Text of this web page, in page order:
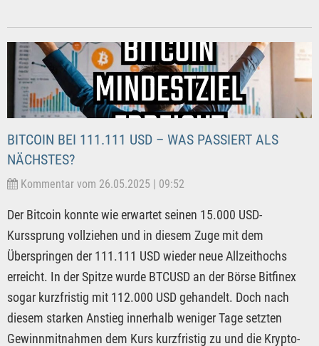
BITCOIN BEI 111.111 USD – WAS PASSIERT ALS
NÄCHSTES?
Kommentar vom 26.05.2025 | 09:52
Der Bitcoin konnte wie erwartet seinen 15.000 USD-
Kurssprung vollziehen und in diesem Zuge mit dem
Überspringen der 111.111 USD wieder neue Allzeithochs
erreicht. In der Spitze wurde BTCUSD an der Börse Bitfinex
sogar kurzfristig mit 112.000 USD gehandelt. Doch nach
diesem starken Anstieg innerhalb weniger Tage setzten
Gewinnmitnahmen dem Kurs kurzfristig zu und die Krypto-